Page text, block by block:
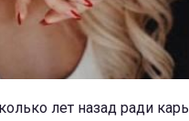
лет назад ради